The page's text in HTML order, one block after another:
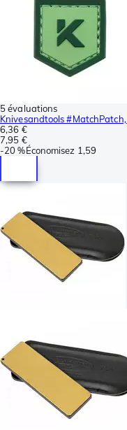
5 évaluations
Knivesandtools
6,36 €
7,95 €
-20 %Économisez 1,59